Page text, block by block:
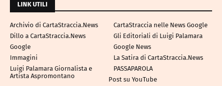
LINK UTILI
Archivio di CartaStraccia.News
CartaStraccia nelle News Google
Dillo a CartaStraccia.News
Gli Editoriali di Luigi Palamara
Google
Google News
Immagini
La Satira di CartaStraccia.News
Luigi Palamara Giornalista e
Artista Aspromontano
PASSAPAROLA
Post su YouTube